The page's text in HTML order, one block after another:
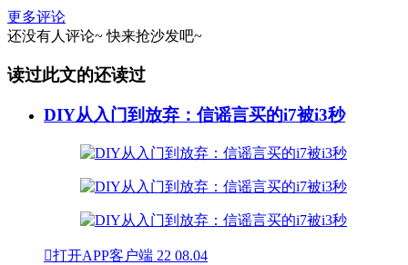
更多评论
还没有人评论~ 快来抢沙发吧~
读过此文的还读过
DIY从入门到放弃：信谣言买的i7被i3秒
打开APP客户端 22 08.04